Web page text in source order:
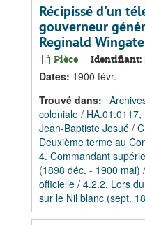
Récipissé d'un
gouverneur
Reginald
Pièce Identifiant:
Dates: 1900 févr.
Trouvé dans:
coloniale /
Jean-Baptiste Josué /
Deuxième terme au
4. Commandant
(1898 déc. - 1900 mai) /
officielle / 4.2.2. Lors
sur le Nil blanc (sept.